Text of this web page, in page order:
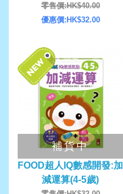
零售價:HK$40.00
優惠價:HK$32.00
補貨中
FOOD超人IQ數感開發:加
減運算(4-5歲)